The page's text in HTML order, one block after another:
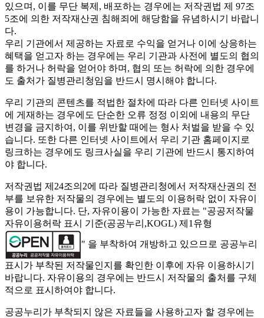
있으며, 이를 무단 복제, 배포하는 경우에는 저작권법 제 97조
5조에 의한 저작재산권 침해죄에 해당함을 유념하시기 바랍니
다.
우리 기관에서 제공하는 자료로 수익을 얻거나 이에 상응하는
혜택을 얻고자 하는 경우에는 우리 기관과 사전에 별도의 협의
를 하거나 허락을 얻어야 하며, 협의 또는 허락에 의한 경우에
도 출처가 질병관리청임을 반드시 명시해야 합니다.
우리 기관의 콘텐츠를 적법한 절차에 따라 다른 인터넷 사이트
에 게재하는 경우에도 단순한 오류 정정 이외에 내용의 무단
변경을 금지하여, 이를 위반할 때에는 형사 처벌을 받을 수 있
습니다. 또한 다른 인터넷 사이트에서 우리 기관 홈페이지로
링크하는 경우에도 링크사실을 우리 기관에 반드시 통지하여
야 합니다.
저작권법 제24조의2에 따라 질병관리청에서 저작재산권의 전
부를 보유한 저작물의 경우에는 별도의 이용허락 없이 자유이
용이 가능합니다. 단, 자유이용이 가능한 자료는 "공공저작물
자유이용허락 표시 기준(공공누리,KOGL) 제1유형
" 을 부착하여 개방하고 있으므로 공공누리
표시가 부착된 저작물인지를 확인한 이후에 자유 이용하시기
바랍니다. 자유이용의 경우에는 반드시 저작물의 출처를 구체
적으로 표시하여야 합니다.
공공누리가 부착되지 않은 자료들을 사용하고자 할 경우에는